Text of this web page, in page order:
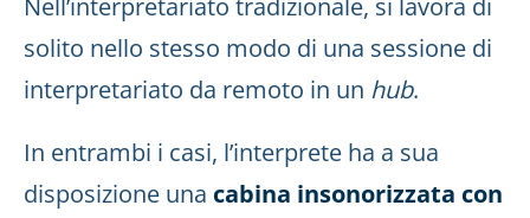
Nell’interpretariato tradizionale, si lavora di
solito nello stesso modo di una sessione di
interpretariato da remoto in un hub.
In entrambi i casi, l’interprete ha a sua
disposizione una cabina insonorizzata con